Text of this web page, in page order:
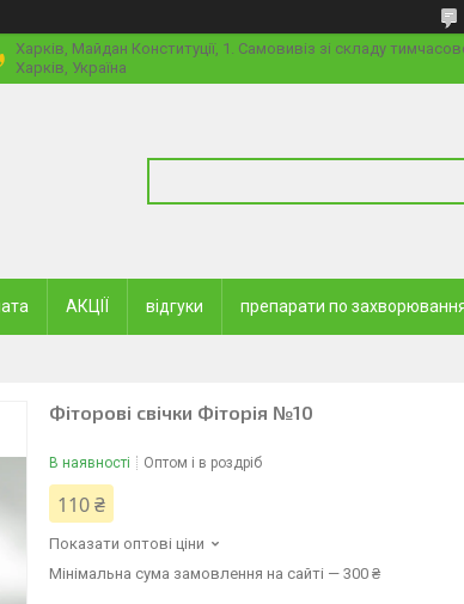
Харків, Майдан Конституції, 1. Самовивіз зі складу
Харків, Україна
АКЦІЇ відгуки препарати по
Фіторові свічки Фіторія №10
В наявності Оптом і в роздріб
110 ₴
Показати оптові ціни
Мінімальна сума замовлення на сайті — 300 ₴